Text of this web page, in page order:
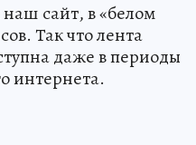
сайт, в «белом
Так что лента
даже в периоды
интернета.